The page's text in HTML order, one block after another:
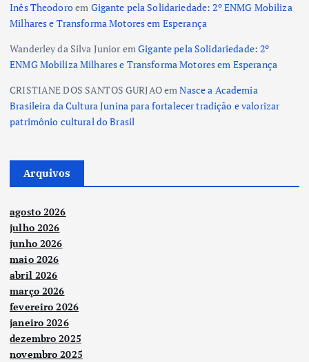
Inês Theodoroem Gigante pela Solidariedade: 2º ENMG Mobiliza
Milhares e Transforma Motores em Esperança
Wanderley da Silva JunioremGigante pela Solidariedade: 2º
ENMG Mobiliza Milhares e Transforma Motores em Esperança
CRISTIANE DOS SANTOS GURJAOemNasce a Academia
Brasileira da Cultura Junina para fortalecer tradição e valorizar
patrimônio cultural do Brasil
Arquivos
agosto 2026
julho 2026
junho 2026
maio 2026
abril 2026
março 2026
fevereiro 2026
janeiro 2026
dezembro 2025
novembro 2025